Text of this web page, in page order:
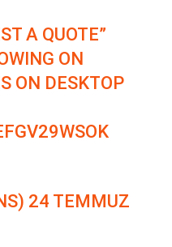
UX
A QUOTE”
ON
ON DESKTOP
24 TEMMUZ